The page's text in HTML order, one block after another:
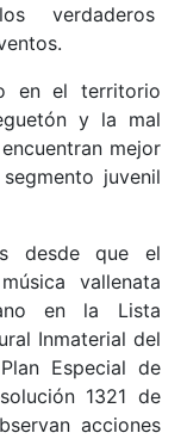
verdaderos
en el territorio
y la mal
mejor
juvenil
desde que el
vallenata
en la Lista
Inmaterial del
Especial de
1321 de
acciones